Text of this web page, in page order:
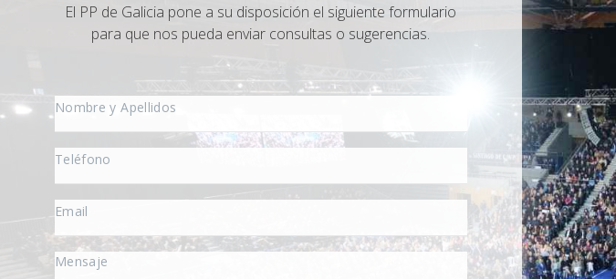
El PP de Galicia pone a su disposición el siguiente formulario
para que nos pueda enviar consultas o sugerencias.